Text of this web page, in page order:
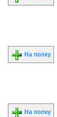
На полку
На полку